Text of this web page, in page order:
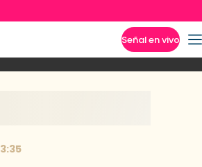
Señal en vivo
PresentacionesEl VAR-After del baile